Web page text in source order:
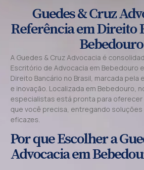
Guedes & Cruz
Referência em Direito
Bebedouro
A Guedes & Cruz Advocacia é
Escritório de Advocacia em Bebedouro
Direito Bancário no Brasil, marcada pela
e inovação. Localizada em Bebedouro,
especialistas está pronta para
que você precisa, entregando
eficazes.
Por que Escolher a
Advocacia em